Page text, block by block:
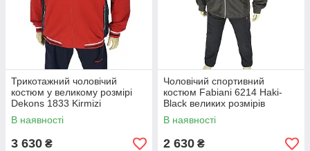
Трикотажний чоловічий
костюм у великому розмірі
Dekons 1833 Kirmizi
В наявності
3 630 ₴
Чоловічий спортивний
костюм Fabiani 6214 Haki-
Black великих розмірів
В наявності
2 630 ₴